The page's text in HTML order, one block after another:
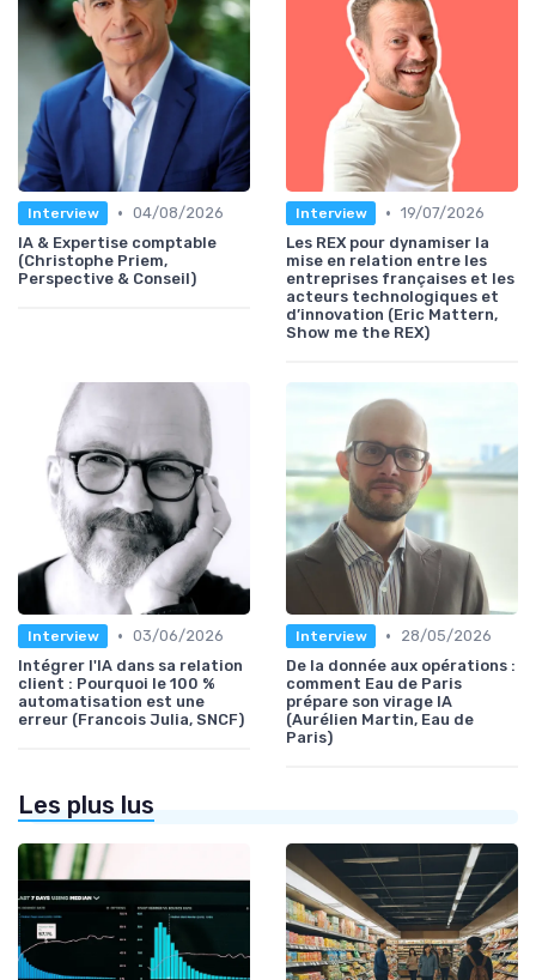
Interview • 04/08/2026
IA & Expertise comptable
(Christophe Priem,
Perspective & Conseil)
Interview • 19/07/2026
Les REX pour dynamiser la
mise en relation entre les
entreprises françaises et les
acteurs technologiques et
d’innovation (Eric Mattern,
Show me the REX)
Interview • 03/06/2026
Intégrer l'IA dans sa relation
client : Pourquoi le 100 %
automatisation est une
erreur (Francois Julia, SNCF)
Interview •
28/05/2026
De la donnée aux opérations :
comment Eau de Paris
prépare son virage IA
(Aurélien Martin, Eau de
Paris)
Les plus lus